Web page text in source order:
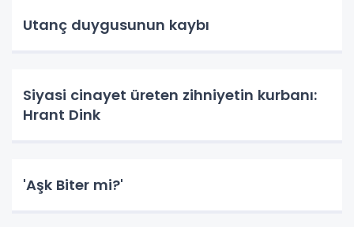
Utanç duygusunun kaybı
Siyasi cinayet üreten zihniyetin kurbanı:
Hrant Dink
'Aşk Biter mi?'